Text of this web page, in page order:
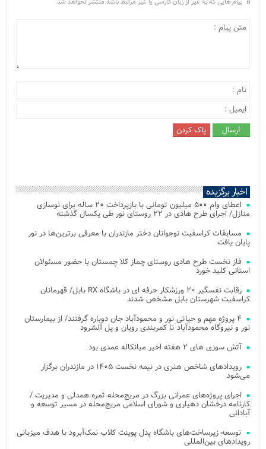
اخبار برگزیده
اعطای وام ۵۰۰ میلیون تومانی با بازپرداخت ۲۰ ساله برای نوسازی
منازل/ اجرای طرح هادی در ۲۲ روستای نور طی یکسال گذشته
مسابقات کراسفیت نوجوانان دختر مازندران با معرفی برترین‌ها در نور
پایان یافت
فاز نخست طرح هادی روستای چماز کلا چمستان با حضور مسئولان
استانی کلید خورد
رقابت نفسگیر ۲۰ ورزشکار حرفه ای در باشگاه RX بابل/ قهرمانان
کراسفیت شهرستان بابل مشخص شدند
۴ پروژه مهم و حیاتی نور و محمودآباد جان دوباره گرفتند/ از بیمارستان
نور و نیروگاه محمودآباد تا کمربندی رویان و پل آلشرود
آتش‌ سوزی‌ های ۲ هفته اخیر میانکاله عمدی بود
رویدادهای شاخص هنری در نیمه نخست ۱۴۰۵ در مازندران برگزار
می‌شود
اجرای پروژه‌های عمرانی بزرگ در مریج‌محله ثمره همدلی و مدیریت /
کارنامه درخشان دهیاری و شورای اسلامی مریج‌محله در مسیر توسعه و
آبادانی
توسعه زیرساخت‌های باشگاه پدل پوینت کلاب نمک‌آبرود با هدف میزبانی
رویدادهای بین‌المللی